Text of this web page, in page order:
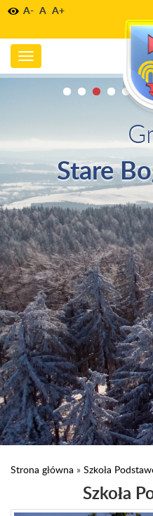
A- A A+
Toggle
navigation
Stare
Strona główna » Szkoła
Szkoła